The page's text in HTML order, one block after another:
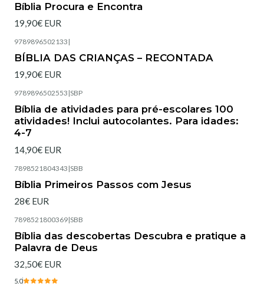
Bíblia Procura e Encontra
19,90€ EUR
9789896502133 |
BÍBLIA DAS CRIANÇAS – RECONTADA
19,90€ EUR
9789896502553 |SBP
Bíblia de atividades para pré-escolares 100
atividades! Inclui autocolantes. Para idades:
4-7
14,90€ EUR
7898521804343 |SBB
Bíblia Primeiros Passos com Jesus
28€ EUR
7898521800369|SBB
Bíblia das descobertas Descubra e pratique a
Palavra de Deus
32,50€ EUR
5.0